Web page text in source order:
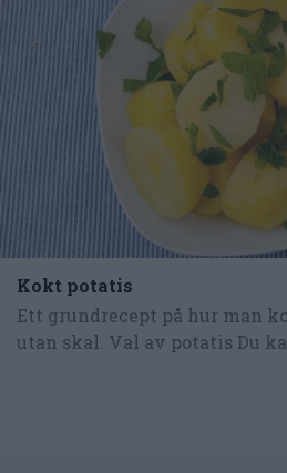
Kokt potatis
Ett grundrecept på hur man
utan skal. Val av potatis Du